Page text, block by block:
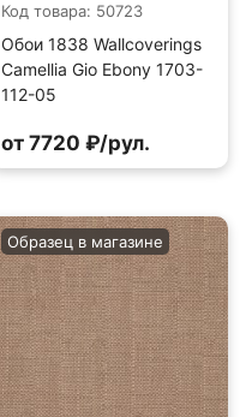
Код товара: 50723
Обои 1838 Wallcoverings
Camellia Gio Ebony 1703-
112-05
от 7720 ₽/рул.
Образец в магазине